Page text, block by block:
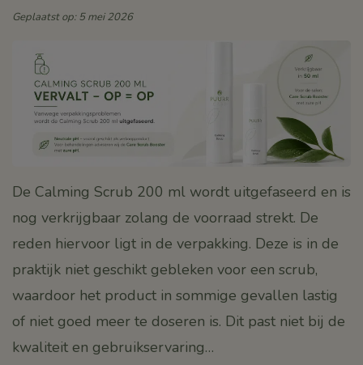
Geplaatst op: 5 mei 2026
De Calming Scrub 200 ml wordt uitgefaseerd en is
nog verkrijgbaar zolang de voorraad strekt. De
reden hiervoor ligt in de verpakking. Deze is in de
praktijk niet geschikt gebleken voor een scrub,
waardoor het product in sommige gevallen lastig
of niet goed meer te doseren is. Dit past niet bij de
kwaliteit en gebruikservaring…